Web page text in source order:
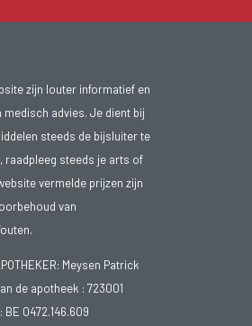
zijn louter informatief en
advies. Je dient bij
steeds de bijsluiter te
raadpleeg steeds je arts of
vermelde prijzen zijn
van
Meysen Patrick
de apotheek : 723001
BE 0472.146.609